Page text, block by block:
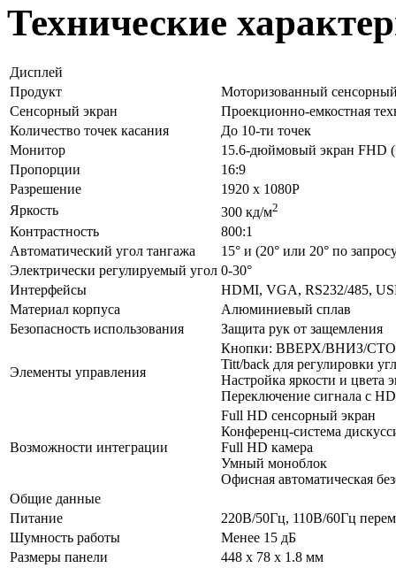
Технические
Дисплей
Продукт
Моторизованный
Сенсорный экран
Проекционно-емкостная
Количество точек касания
До 10-ти точек
Монитор
15.6-дюймовый экран FHD
Пропорции
16:9
Разрешение
1920 х 1080P
Яркость
300 кд/м2
Контрастность
800:1
Автоматический угол тангажа
15° и (20° или 20° по
Электрически регулируемый угол 0-30°
Интерфейсы
HDMI, VGA, RS232/485,
Материал корпуса
Алюминиевый сплав
Безопасность использования
Защита рук от защемления
Элементы управления
Кнопки: ВВЕРХ/ВНИЗ/СТОП
Titt/back для регулировки
Настройка яркости и цвета
Переключение сигнала с
Возможности интеграции
Full HD сенсорный экран
Конференц-система
Full HD камера
Умный моноблок
Офисная автоматическая
Общие данные
Питание
220В/50Гц, 110В/60Гц
Шумность работы
Менее 15 дБ
Размеры панели
448 х 78 х 1.8 мм